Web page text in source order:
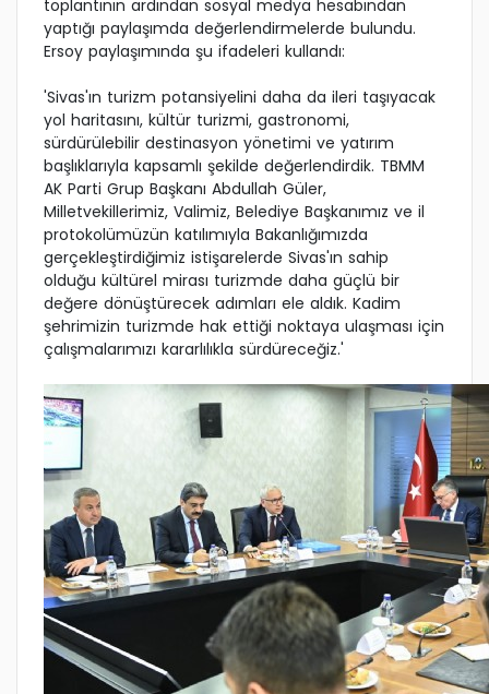
toplantının ardından sosyal medya hesabından
yaptığı paylaşımda değerlendirmelerde bulundu.
Ersoy paylaşımında şu ifadeleri kullandı:
'Sivas'ın turizm potansiyelini daha da ileri taşıyacak
yol haritasını, kültür turizmi, gastronomi,
sürdürülebilir destinasyon yönetimi ve yatırım
başlıklarıyla kapsamlı şekilde değerlendirdik. TBMM
AK Parti Grup Başkanı Abdullah Güler,
Milletvekillerimiz, Valimiz, Belediye Başkanımız ve il
protokolümüzün katılımıyla Bakanlığımızda
gerçekleştirdiğimiz istişarelerde Sivas'ın sahip
olduğu kültürel mirası turizmde daha güçlü bir
değere dönüştürecek adımları ele aldık. Kadim
şehrimizin turizmde hak ettiği noktaya ulaşması için
çalışmalarımızı kararlılıkla sürdüreceğiz.'